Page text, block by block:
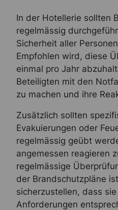
In der Hotellerie sollten
regelmässig
Sicherheit aller
Empfohlen wird, diese
einmal pro Jahr
Beteiligten mit den
zu machen und ihre
Zusätzlich sollten
Evakuierungen oder
regelmässig geübt
angemessen reagieren
regelmässige
der Brandschutzpläne
sicherzustellen, dass
Anforderungen